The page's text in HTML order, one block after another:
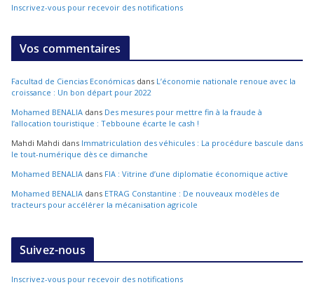
Inscrivez-vous pour recevoir des notifications
Vos commentaires
Facultad de Ciencias Económicas dans L’économie nationale renoue avec la
croissance : Un bon départ pour 2022
Mohamed BENALIA dans Des mesures pour mettre fin à la fraude à
l’allocation touristique : Tebboune écarte le cash !
Mahdi Mahdi dans Immatriculation des véhicules : La procédure bascule dans
le tout-numérique dès ce dimanche
Mohamed BENALIA dans FIA : Vitrine d’une diplomatie économique active
Mohamed BENALIA dans ETRAG Constantine : De nouveaux modèles de
tracteurs pour accélérer la mécanisation agricole
Suivez-nous
Inscrivez-vous pour recevoir des notifications